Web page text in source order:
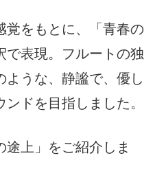
覚をもとに、「青春の
で表現。フルートの独
ような、静謐で、優し
ドを目指しました。
上」をご紹介しま